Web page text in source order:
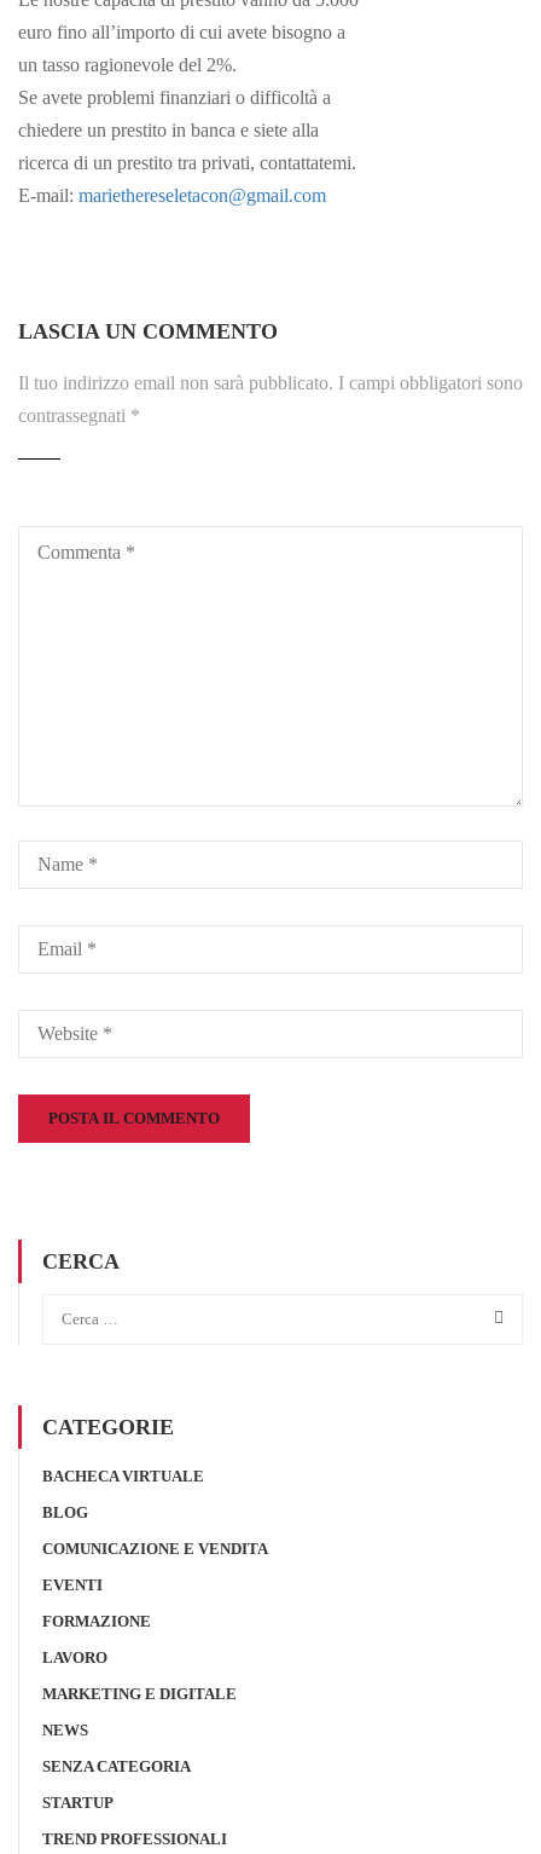
euro fino all’importo di cui avete bisogno a
un tasso ragionevole del 2%.
Se avete problemi finanziari o difficoltà a
chiedere un prestito in banca e siete alla
ricerca di un prestito tra privati, contattatemi.
E-mail: mariethereseletacon@gmail.com
LASCIA UN COMMENTO
Il tuo indirizzo email non sarà pubblicato. I campi obbligatori sono
contrassegnati *
CERCA
CATEGORIE
BACHECA VIRTUALE
BLOG
COMUNICAZIONE E VENDITA
EVENTI
FORMAZIONE
LAVORO
MARKETING E DIGITALE
NEWS
SENZA CATEGORIA
STARTUP
TREND PROFESSIONALI